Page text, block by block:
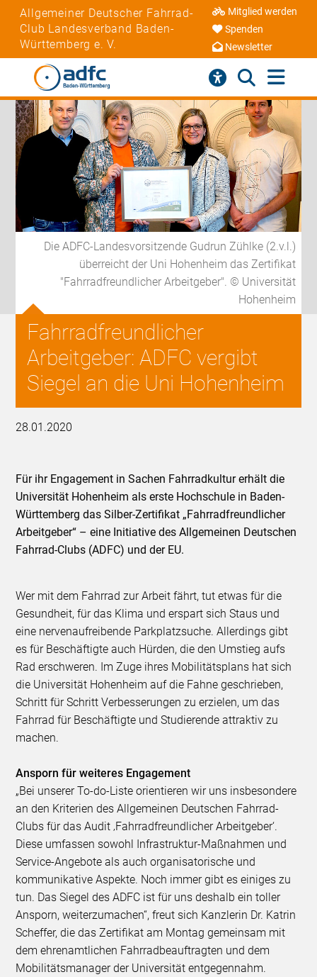
Allgemeiner Deutscher Fahrrad-
Club Landesverband Baden-
Württemberg e. V.
Mitglied werden
Spenden
Newsletter
Die ADFC-Landesvorsitzende Gudrun Zühlke (2.v.l.)
überreicht der Uni Hohenheim das Zertifikat
"Fahrradfreundlicher Arbeitgeber". © Universität
Hohenheim
Fahrradfreundlicher
Arbeitgeber: ADFC vergibt
Siegel an die Uni Hohenheim
28.01.2020
Für ihr Engagement in Sachen Fahrradkultur erhält die
Universität Hohenheim als erste Hochschule in Baden-
Württemberg das Silber-Zertifikat „Fahrradfreundlicher
Arbeitgeber“ – eine Initiative des Allgemeinen Deutschen
Fahrrad-Clubs (ADFC) und der EU.
Wer mit dem Fahrrad zur Arbeit fährt, tut etwas für die
Gesundheit, für das Klima und erspart sich Staus und
eine nervenaufreibende Parkplatzsuche. Allerdings gibt
es für Beschäftigte auch Hürden, die den Umstieg aufs
Rad erschweren. Im Zuge ihres Mobilitätsplans hat sich
die Universität Hohenheim auf die Fahne geschrieben,
Schritt für Schritt Verbesserungen zu erzielen, um das
Fahrrad für Beschäftigte und Studierende attraktiv zu
machen.
Ansporn für weiteres Engagement
„Bei unserer To-do-Liste orientieren wir uns insbesondere
an den Kriterien des Allgemeinen Deutschen Fahrrad-
Clubs für das Audit ‚Fahrradfreundlicher Arbeitgeber‘.
Diese umfassen sowohl Infrastruktur-Maßnahmen und
Service-Angebote als auch organisatorische und
kommunikative Aspekte. Noch immer gibt es einiges zu
tun. Das Siegel des ADFC ist für uns deshalb ein toller
Ansporn, weiterzumachen“, freut sich Kanzlerin Dr. Katrin
Scheffer, die das Zertifikat am Montag gemeinsam mit
dem ehrenamtlichen Fahrradbeauftragten und dem
Mobilitätsmanager der Universität entgegennahm.